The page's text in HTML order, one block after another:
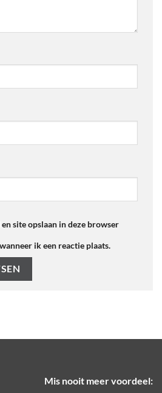
site opslaan in deze browser
ik een reactie plaats.
Mis nooit meer voordeel: